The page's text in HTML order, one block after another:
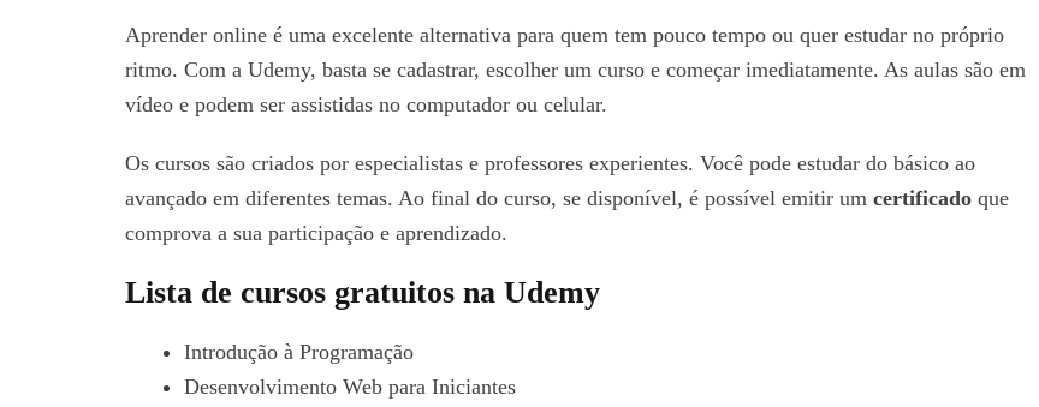
Aprender online é uma excelente alternativa para quem tem pouco tempo ou quer estudar no próprio
ritmo. Com a Udemy, basta se cadastrar, escolher um curso e começar imediatamente. As aulas são em
vídeo e podem ser assistidas no computador ou celular.
Os cursos são criados por especialistas e professores experientes. Você pode estudar do básico ao
avançado em diferentes temas. Ao final do curso, se disponível, é possível emitir um certificado que
comprova a sua participação e aprendizado.
Lista de cursos gratuitos na Udemy
Introdução à Programação
Desenvolvimento Web para Iniciantes